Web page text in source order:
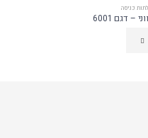
כניסה
– דגם 6001